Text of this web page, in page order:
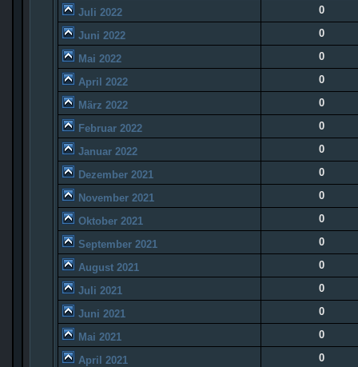
Juli 2022 0
Juni 2022 0
Mai 2022 0
April 2022 0
März 2022 0
Februar 2022 0
Januar 2022 0
Dezember 2021 0
November 2021 0
Oktober 2021 0
September 2021 0
August 2021 0
Juli 2021 0
Juni 2021 0
Mai 2021 0
April 2021 0